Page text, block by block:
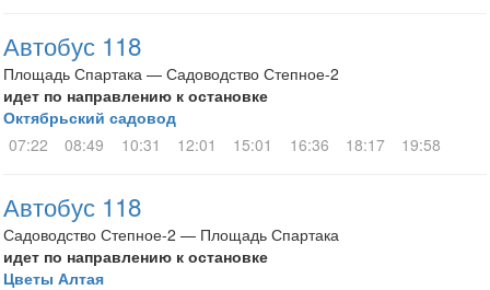
Автобус 118
Площадь Спартака — Садоводство Степное-2
идет по направлению к остановке
Октябрьский садовод
07:22
08:49 10:31 12:01 15:01 16:36 18:17 19:58
Автобус 118
Садоводство Степное-2 — Площадь Спартака
идет по направлению к остановке
Цветы Алтая